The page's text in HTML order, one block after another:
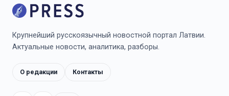
Крупнейший русскоязычный новостной портал Латвии.
Актуальные новости, аналитика, разборы.
О редакции Контакты